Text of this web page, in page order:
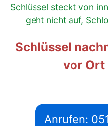
Schlüssel steckt von
geht nicht auf,
Schlüssel
vor Ort
Anrufen: